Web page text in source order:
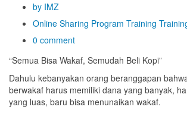
by IMZ
Online Sharing Program Training
0 comment
“Semua Bisa Wakaf, Semudah Beli Kopi”
Dahulu kebanyakan orang beranggapan
berwakaf harus memiliki dana yang banyak,
yang luas, baru bisa menunaikan wakaf.